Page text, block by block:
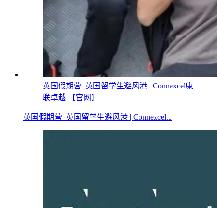
英国假期营–英国留学生避风港 | Connexcel康
联卓越 【官网】
英国假期营–英国留学生避风港 | Connexcel...